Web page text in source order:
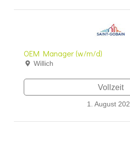
OEM Manager (w/m/d)
Willich
Vollzeit
1. August